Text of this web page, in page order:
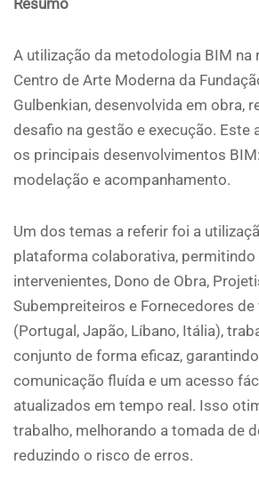
Resumo
A utilização da metodologia BIM na
Centro de Arte Moderna da
Gulbenkian, desenvolvida em obra,
desafio na gestão e execução. Este
os principais desenvolvimentos
modelação e acompanhamento.
Um dos temas a referir foi a
plataforma colaborativa,
intervenientes, Dono de Obra,
Subempreiteiros e Fornecedores de
(Portugal, Japão, Líbano, Itália),
conjunto de forma eficaz,
comunicação fluída e um acesso
atualizados em tempo real. Isso
trabalho, melhorando a tomada de
reduzindo o risco de erros.